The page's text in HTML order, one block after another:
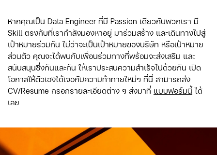
หากคุณเป็น Data Engineer ที่มี Passion เดียวกับพวกเรา มี
Skill ตรงกับที่เรากำลังมองหาอยู่ มาร่วมสร้าง และเดินทางไปสู่
เป้าหมายร่วมกัน ไม่ว่าจะเป็นเป้าหมายของบริษัท หรือเป้าหมาย
ส่วนตัว คุณจะได้พบกับเพื่อนร่วมทางที่พร้อมจะส่งเสริม และ
สนับสนุนซึ่งกันและกัน ให้เราประสบความสำเร็จไปด้วยกัน เปิด
โอกาสให้ตัวเองได้เจอกับความท้าทายใหม่ๆ ที่นี่ สามารถส่ง
CV/Resume กรอกรายละเอียดต่าง ๆ ส่งมาที่ แบบฟอร์มนี้ได้
เลย